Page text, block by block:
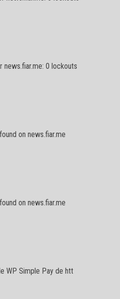
news.fiar.me: 0 lockouts
on news.fiar.me
on news.fiar.me
WP Simple Pay de htt